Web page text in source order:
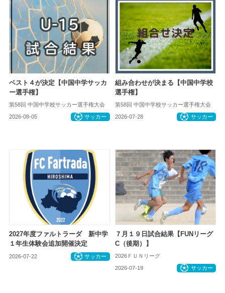
ベスト４が決定【中国中学サッカ
ー選手権】
第58回 中国中学校サッカー選手権大会
2026-08-05 サッカー
組み合わせが決まる【中国中学校
選手権】
第58回 中国中学校サッカー選手権大会
2026-07-28 サッカー
2027年度ファルトラーダ 新中学
１年生体験会追加開催決定
2026-07-22 サッカー
７月１９日試合結果【FUNリーグ
C（後期）】
2026ＦＵＮリーグ
2026-07-19 サッカー